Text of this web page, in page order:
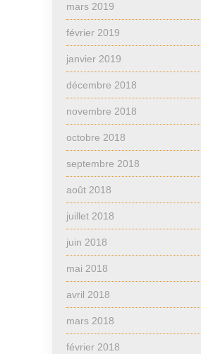
mars 2019
février 2019
janvier 2019
décembre 2018
novembre 2018
octobre 2018
septembre 2018
août 2018
juillet 2018
juin 2018
mai 2018
avril 2018
mars 2018
février 2018